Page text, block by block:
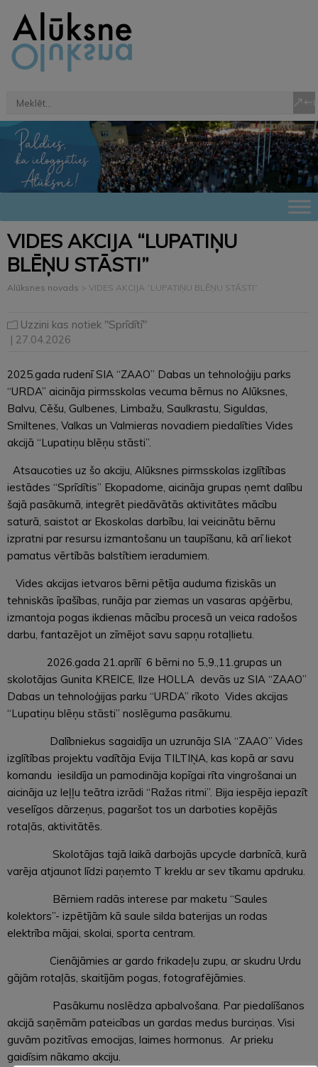
VIDES AKCIJA “LUPATIŅU
BLĒŅU STĀSTI”
Alūksnes novads > VIDES AKCIJA “LUPATIŅU BLĒŅU STĀSTI”
Uzzini kas notiek "Sprīdītī"
| 27.04.2026
2025.gada rudenī SIA “ZAAO” Dabas un tehnoloģiju parks
“URDA” aicināja pirmsskolas vecuma bērnus no Alūksnes,
Balvu, Cēšu, Gulbenes, Limbažu, Saulkrastu, Siguldas,
Smiltenes, Valkas un Valmieras novadiem piedalīties Vides
akcijā “Lupatiņu blēņu stāsti”.
Atsaucoties uz šo akciju, Alūksnes pirmsskolas izglītības
iestādes “Sprīdītis” Ekopadome, aicināja grupas ņemt dalību
šajā pasākumā, integrēt piedāvātās aktivitātes mācību
saturā, saistot ar Ekoskolas darbību, lai veicinātu bērnu
izpratni par resursu izmantošanu un taupīšanu, kā arī liekot
pamatus vērtībās balstītiem ieradumiem.
Vides akcijas ietvaros bērni pētīja auduma fiziskās un
tehniskās īpašības, runāja par ziemas un vasaras apģērbu,
izmantoja pogas ikdienas mācību procesā un veica radošos
darbu, fantazējot un zīmējot savu sapņu rotaļlietu.
2026.gada 21.aprīlī 6 bērni no 5.,9.,11.grupas un
skolotājas Gunita KREICE, Ilze HOLLA devās uz SIA “ZAAO”
Dabas un tehnoloģijas parku “URDA” rīkoto Vides akcijas
“Lupatiņu blēņu stāsti” noslēguma pasākumu.
Dalībniekus sagaidīja un uzrunāja SIA “ZAAO” Vides
izglītības projektu vadītāja Evija TILTIŅA, kas kopā ar savu
komandu iesildīja un pamodināja kopīgai rīta vingrošanai un
aicināja uz leļļu teātra izrādi “Ražas ritmi”. Bija iespēja iepazīt
veselīgos dārzeņus, pagaršot tos un darboties kopējās
rotaļās, aktivitātēs.
Skolotājas tajā laikā darbojās upcycle darbnīcā, kurā
varēja atjaunot līdzi paņemto T kreklu ar sev tīkamu apdruku.
Bērniem radās interese par maketu “Saules
kolektors”- izpētījām kā saule silda baterijas un rodas
elektrība mājai, skolai, sporta centram.
Cienājāmies ar gardo frikadeļu zupu, ar skudru Urdu
gājām rotaļās, skaitījām pogas, fotografējāmies.
Pasākumu noslēdza apbalvošana. Par piedalīšanos
akcijā saņēmām pateicības un gardas medus burciņas. Visi
guvām pozitīvas emocijas, laimes hormonus. Ar prieku
gaidīsim nākamo akciju.